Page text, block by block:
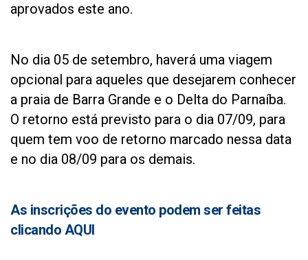
aprovados este ano.
No dia 05 de setembro, haverá uma viagem
opcional para aqueles que desejarem conhecer
a praia de Barra Grande e o Delta do Parnaíba.
O retorno está previsto para o dia 07/09, para
quem tem voo de retorno marcado nessa data
e no dia 08/09 para os demais.
As inscrições do evento podem ser feitas
clicando AQUI